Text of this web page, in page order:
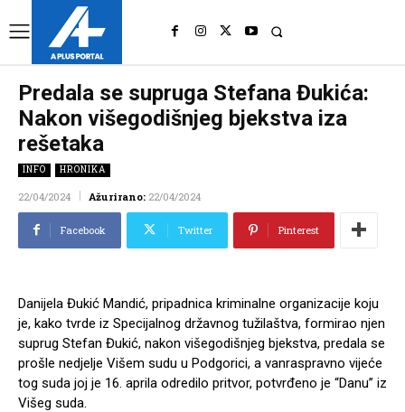
Predala se supruga Stefana Đukića:
Nakon višegodišnjeg bjekstva iza
rešetaka
INFO HRONIKA
22/04/2024 Ažurirano: 22/04/2024
Facebook Twitter Pinterest
​Danijela Đukić Mandić, pripadnica kriminalne organizacije koju
je, kako tvrde iz Specijalnog državnog tužilaštva, formirao njen
suprug Stefan Đukić, nakon višegodišnjeg bjekstva, predala se
prošle nedjelje Višem sudu u Podgorici, a vanraspravno vijeće
tog suda joj je 16. aprila odredilo pritvor, potvrđeno je “Danu” iz
Višeg suda.